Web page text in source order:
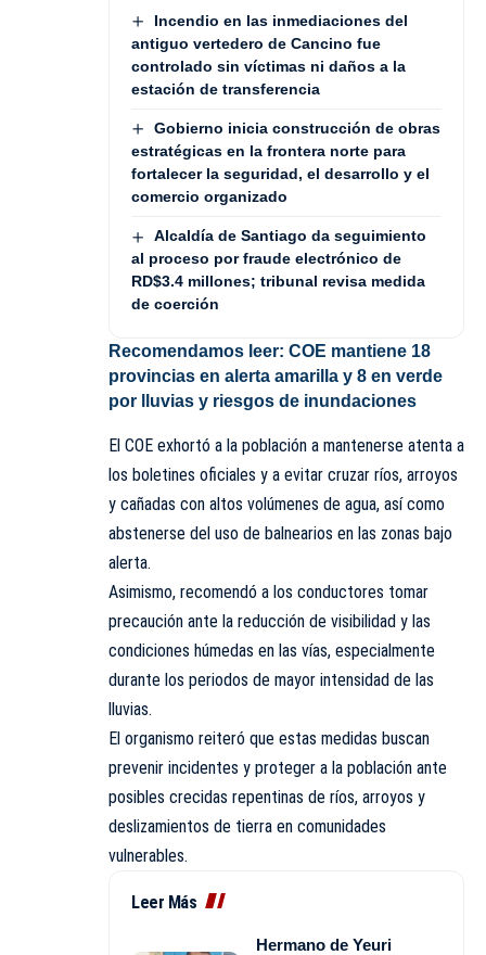
Incendio en las inmediaciones del
antiguo vertedero de Cancino fue
controlado sin víctimas ni daños a la
estación de transferencia
Gobierno inicia construcción de obras
estratégicas en la frontera norte para
fortalecer la seguridad, el desarrollo y el
comercio organizado
Alcaldía de Santiago da seguimiento
al proceso por fraude electrónico de
RD$3.4 millones; tribunal revisa medida
de coerción
Recomendamos leer: COE mantiene 18
provincias en alerta amarilla y 8 en verde
por lluvias y riesgos de inundaciones
El COE exhortó a la población a mantenerse atenta a
los boletines oficiales y a evitar cruzar ríos, arroyos
y cañadas con altos volúmenes de agua, así como
abstenerse del uso de balnearios en las zonas bajo
alerta.
Asimismo, recomendó a los conductores tomar
precaución ante la reducción de visibilidad y las
condiciones húmedas en las vías, especialmente
durante los periodos de mayor intensidad de las
lluvias.
El organismo reiteró que estas medidas buscan
prevenir incidentes y proteger a la población ante
posibles crecidas repentinas de ríos, arroyos y
deslizamientos de tierra en comunidades
vulnerables.
Leer Más
Hermano de Yeuri